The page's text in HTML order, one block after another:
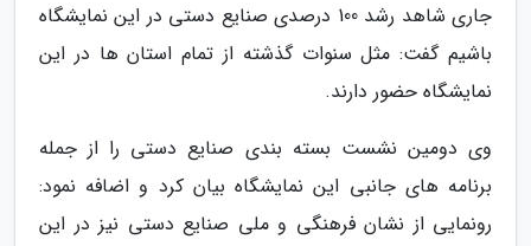
جاری شاهد رشد 100 درصدی صنایع دستی در این نمایشگاه
باشیم گفت: مثل سنوات گذشته از تمام استان ها در این
نمایشگاه حضور دارند.
وی دومین نشست بسته بندی صنایع دستی را از جمله
برنامه های جانبی این نمایشگاه بیان کرد و اضافه نمود:
رونمایی از نشان فرهنگی و ملی صنایع دستی نیز در این